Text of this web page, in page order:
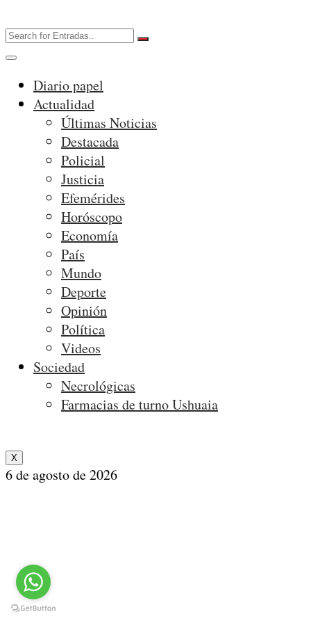
Diario papel
Actualidad
Últimas Noticias
Destacada
Policial
Justicia
Efemérides
Horóscopo
Economía
País
Mundo
Deporte
Opinión
Política
Videos
Sociedad
Necrológicas
Farmacias de turno Ushuaia
X
6 de agosto de 2026